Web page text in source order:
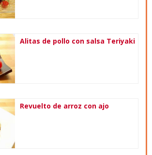
Alitas de pollo con salsa Teriyaki
Revuelto de arroz con ajo